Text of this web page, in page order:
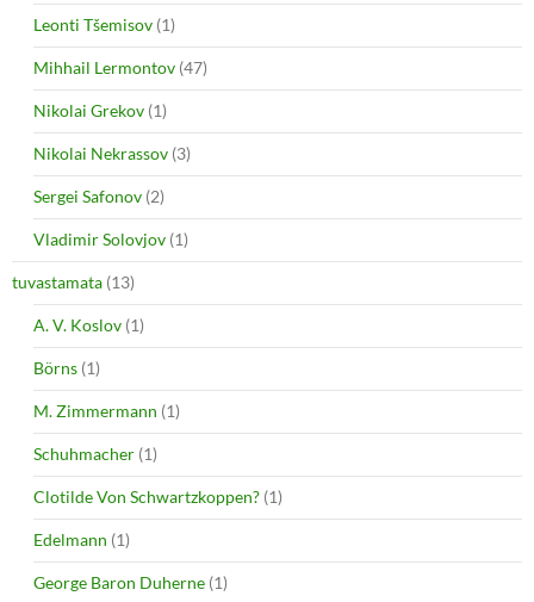
Leonti Tšemisov (1)
Mihhail Lermontov (47)
Nikolai Grekov (1)
Nikolai Nekrassov (3)
Sergei Safonov (2)
Vladimir Solovjov (1)
tuvastamata (13)
A. V. Koslov (1)
Börns (1)
M. Zimmermann (1)
Schuhmacher (1)
Clotilde Von Schwartzkoppen? (1)
Edelmann (1)
George Baron Duherne (1)